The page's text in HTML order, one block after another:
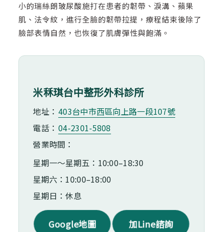
小的瑞絲朗玻尿酸施打在患者的韌帶、淚溝、蘋果
肌、法令紋，進行全臉的韌帶拉提，療程結束後除了
臉部表情自然，也恢復了肌膚彈性與飽滿。
米秝琪台中整形外科診所
地址： 403台中市⻄區向上路一段107號
電話： 04-2301-5808
營業時間：
星期一～星期五：10:00–18:30
星期六：10:00–18:00
星期日：休息
Google地圖 加Line諮詢